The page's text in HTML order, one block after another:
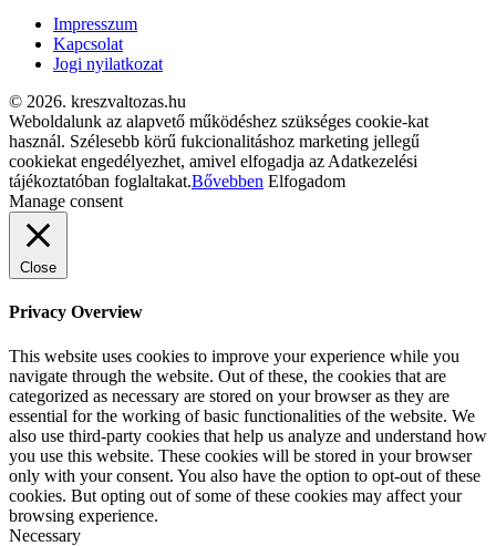
Impresszum
Kapcsolat
Jogi nyilatkozat
© 2026. kreszvaltozas.hu
Weboldalunk az alapvető működéshez szükséges cookie-kat
használ. Szélesebb körű fukcionalitáshoz marketing jellegű
cookiekat engedélyezhet, amivel elfogadja az Adatkezelési
tájékoztatóban foglaltakat.Bővebben Elfogadom
Manage consent
Close
Privacy Overview
This website uses cookies to improve your experience while you
navigate through the website. Out of these, the cookies that are
categorized as necessary are stored on your browser as they are
essential for the working of basic functionalities of the website. We
also use third-party cookies that help us analyze and understand how
you use this website. These cookies will be stored in your browser
only with your consent. You also have the option to opt-out of these
cookies. But opting out of some of these cookies may affect your
browsing experience.
Necessary